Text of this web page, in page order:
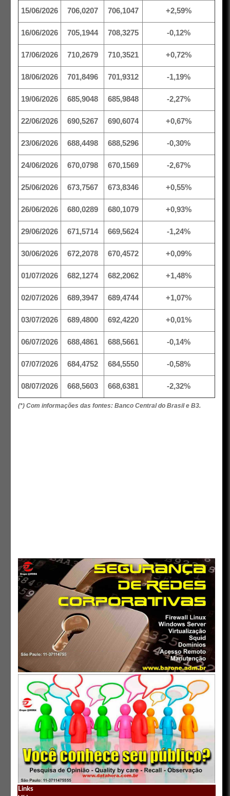
15/06/2026 706,0207 706,1047 +2,59%
16/06/2026 705,1944 708,3275 -0,12%
17/06/2026 710,2679 710,3521 +0,72%
18/06/2026 701,8496 701,9312 -1,19%
19/06/2026 685,9048 685,9848 -2,27%
22/06/2026 690,5267 690,6074 +0,67%
23/06/2026 688,4498 688,5296 -0,30%
24/06/2026 670,0798 670,1569 -2,67%
25/06/2026 673,7567 673,8346 +0,55%
26/06/2026 680,0289 680,1079 +0,93%
29/06/2026 671,5714 669,5624 -1,24%
30/06/2026 672,2078 670,4572 +0,09%
01/07/2026 682,1274 682,2062 +1,48%
02/07/2026 689,3947 689,4744 +1,07%
03/07/2026 689,4800 692,4220 +0,01%
06/07/2026 688,4861 688,5661 -0,14%
07/07/2026 684,4752 684,5550 -0,58%
08/07/2026 668,5603 668,6381 -2,32%
(*) Com informações das fontes: Banco Central do Brasil e B3.
Links